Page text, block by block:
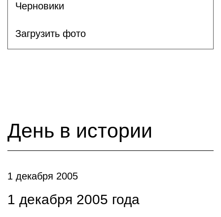
Черновики
Загрузить фото
День в истории
1 декабря 2005
1 декабря 2005 года